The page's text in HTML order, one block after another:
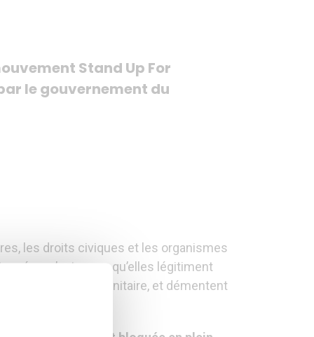
Stand Up For
le gouvernement du
les droits civiques et les organismes
c’est parce qu’elles légitiment
et de veille sanitaire, et démentent